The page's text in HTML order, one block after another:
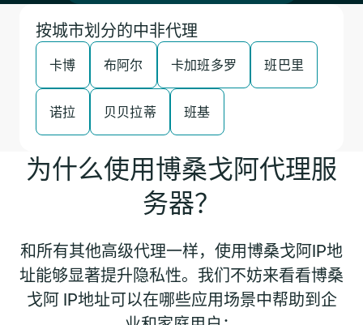
按城市划分的中非代理
卡博 布阿尔 卡加班多罗 班巴里
诺拉 贝贝拉蒂 班基
为什么使用博桑戈阿代理服
务器？
和所有其他高级代理一样，使用博桑戈阿IP地
址能够显著提升隐私性。我们不妨来看看博桑
戈阿 IP地址可以在哪些应用场景中帮助到企